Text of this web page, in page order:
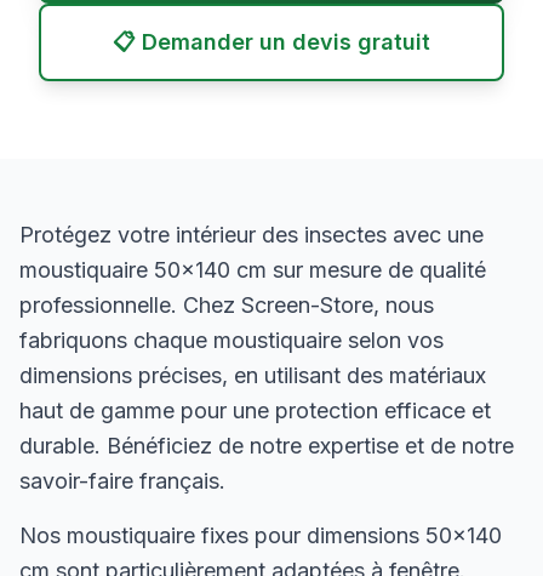
📋 Demander un devis gratuit
Protégez votre intérieur des insectes avec une
moustiquaire 50×140 cm sur mesure de qualité
professionnelle. Chez Screen-Store, nous
fabriquons chaque moustiquaire selon vos
dimensions précises, en utilisant des matériaux
haut de gamme pour une protection efficace et
durable. Bénéficiez de notre expertise et de notre
savoir-faire français.
Nos moustiquaire fixes pour dimensions 50×140
cm sont particulièrement adaptées à fenêtre.